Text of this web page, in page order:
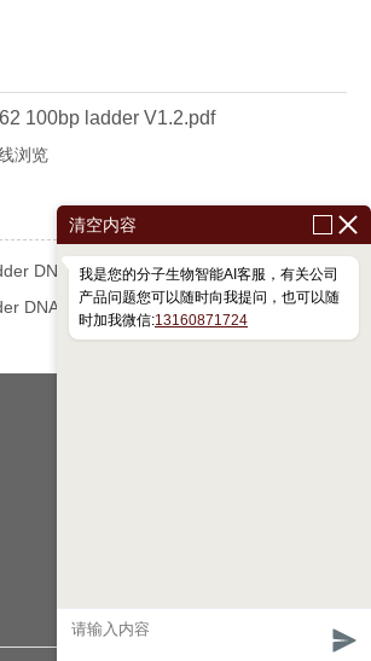
100bp ladder V1.2.pdf
浏览
DNA Marker M1061/M1062
DNA Marker M1041/M1042
清空内容
我是您的分子生物智能AI客服，有关公司
产品问题您可以随时向我提问，也可以随
时加我微信:13160871724